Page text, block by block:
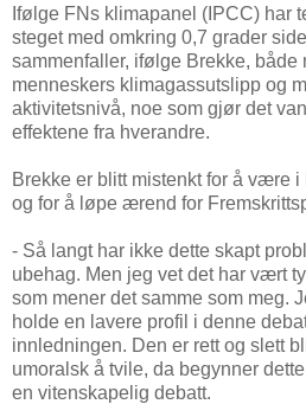
Ifølge FNs klimapanel (IPCC) har
steget med omkring 0,7 grader
sammenfaller, ifølge Brekke, både
menneskers klimagassutslipp og
aktivitetsnivå, noe som gjør det
effektene fra hverandre.
Brekke er blitt mistenkt for å være
og for å løpe ærend for
- Så langt har ikke dette skapt
ubehag. Men jeg vet det har vært
som mener det samme som meg.
holde en lavere profil i denne
innledningen. Den er rett og slett
umoralsk å tvile, da begynner
en vitenskapelig debatt.